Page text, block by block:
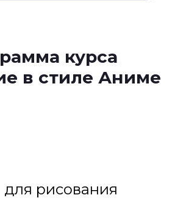
курса
в стиле Аниме
рисования